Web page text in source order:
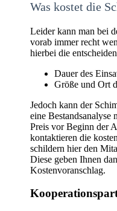
Was kostet die
Leider kann man bei
vorab immer recht
hierbei die
Dauer des
Größe und Ort
Jedoch kann der
eine Bestandsanalyse
Preis vor Beginn der
kontaktieren die
schildern hier den
Diese geben Ihnen
Kostenvoranschlag.